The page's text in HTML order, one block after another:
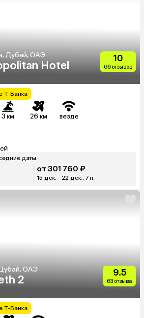
Дубай, ОАЭ
Hotel
10
66 отзывов
Т-Банка
3 км 26 км везде
даты
от 301 760 ₽
15 дек. - 22 дек., 7 н.
ОАЭ
2
9.5
63 отзыва
Т-Банка